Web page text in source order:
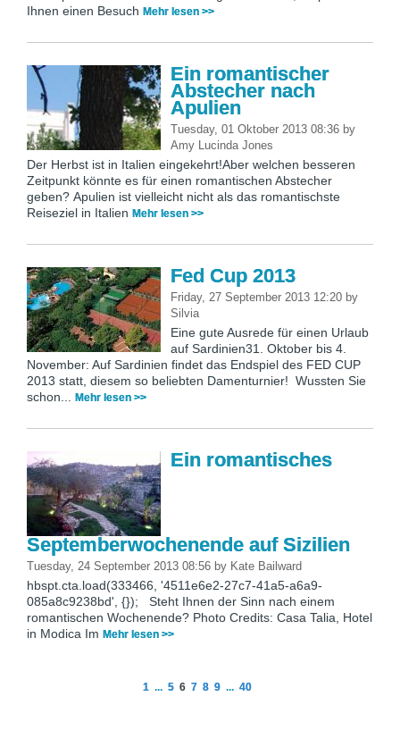
Ihnen einen Besuch Mehr lesen >>
Ein romantischer
Abstecher nach
Apulien
Tuesday, 01 Oktober 2013 08:36 by
Amy Lucinda Jones
Der Herbst ist in Italien eingekehrt!Aber welchen besseren
Zeitpunkt könnte es für einen romantischen Abstecher
geben? Apulien ist vielleicht nicht als das romantischste
Reiseziel in Italien Mehr lesen >>
Fed Cup 2013
Friday, 27 September 2013 12:20 by
Silvia
Eine gute Ausrede für einen Urlaub
auf Sardinien31. Oktober bis 4.
November: Auf Sardinien findet das Endspiel des FED CUP
2013 statt, diesem so beliebten Damenturnier! Wussten Sie
schon... Mehr lesen >>
Ein romantisches
Septemberwochenende auf Sizilien
Tuesday, 24 September 2013 08:56 by Kate Bailward
hbspt.cta.load(333466, '4511e6e2-27c7-41a5-a6a9-
085a8c9238bd', {}); Steht Ihnen der Sinn nach einem
romantischen Wochenende? Photo Credits: Casa Talia, Hotel
in Modica Im Mehr lesen >>
1 ... 5 6 7 8 9 ... 40